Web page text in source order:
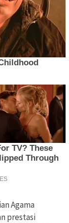
Agama
prestasi